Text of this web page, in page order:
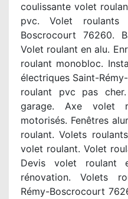
coulissante volet
pvc. Volet roulants
Boscrocourt 76260.
Volet roulant en alu.
roulant monobloc.
électriques Saint-
roulant pvc pas
garage. Axe volet
motorisés. Fenêtres
roulant. Volets
volet roulant. Volet
Devis volet roulant
rénovation. Volets
Rémy-Boscrocourt